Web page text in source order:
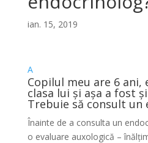
ian. 15, 2019
A
Copilul meu are 6 ani,
clasa lui și așa a fost
Trebuie să consult un
Înainte de a consulta un
o evaluare auxologică –